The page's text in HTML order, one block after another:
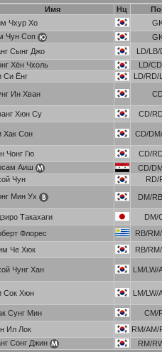
Имя Нц
Чхур Хо
Чун Соп
Сынг Джо
LD/LB/
Хён Чхоль
LD/
Си Ёнг LD/RD/
Ин Хван
Хюн Су CD/
Хак Сон CD/
Чонг Гю
CD/
Аиш
CD/
Чун RD/
Мин Ух DM/
Такахаги
DM/
Флорес
RB/
Че Хюк RB/
Чунг Хан LM/LW/
Сок Хюн LM/LW/
Сунг Мин
CM/
Ил Лок
RM/AM/
Сонг Джин
RM/